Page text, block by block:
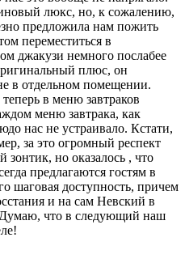
люкс, но, к сожалению,
предложила нам пожить
переместиться в
джакузи немного послабее
плюс, он
в отдельном помещении.
в меню завтраков
меню завтрака, как
нас не устраивало. Кстати,
за это огромный респект
но оказалось , что
предлагаются гостям в
шаговая доступность, причем
и на сам Невский в
Думаю, что в следующий наш